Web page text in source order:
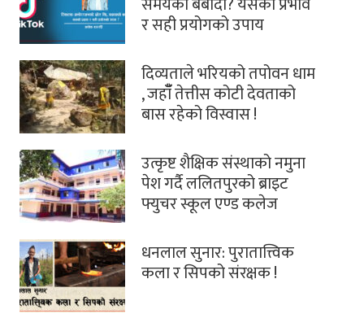
र सही प्रयोगको उपाय
दिव्यताले भरियको तपोवन धाम
, जहाँँ तेत्तीस कोटी देवताको
बास रहेको विस्वास !
उत्कृष्ट शैक्षिक संस्थाको नमुना
पेश गर्दै ललितपुरको ब्राइट
फ्युचर स्कूल एण्ड कलेज
धनलाल सुनार: पुरातात्त्विक
कला र सिपको संरक्षक !